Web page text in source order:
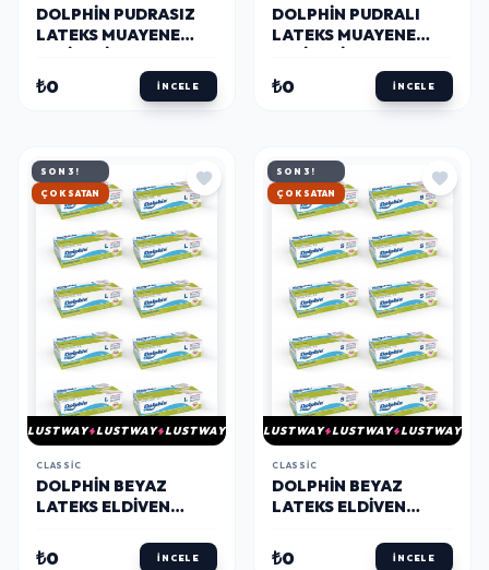
DOLPHIN PUDRASIZ
LATEKS MUAYENE
ADET X 20 PAKET -
MDR - KOLI
₺0 İNCELE
DOLPHIN PUDRALI
LATEKS MUAYENE
ADET X 10 PAKET -
MDR
₺0 İNCELE
SON 3!
HIZLI KARGO
LUSTWAY LUSTWAY LUSTWAY
CLASSIC
DOLPHIN BEYAZ
LATEKS ELDIVEN
10 PAKET
₺0 İNCELE
SON 3!
HIZLI KARGO
LUSTWAY LUSTWAY LUSTWAY
CLASSIC
DOLPHIN BEYAZ
LATEKS ELDIVEN
10 PAKET
₺0 İNCELE